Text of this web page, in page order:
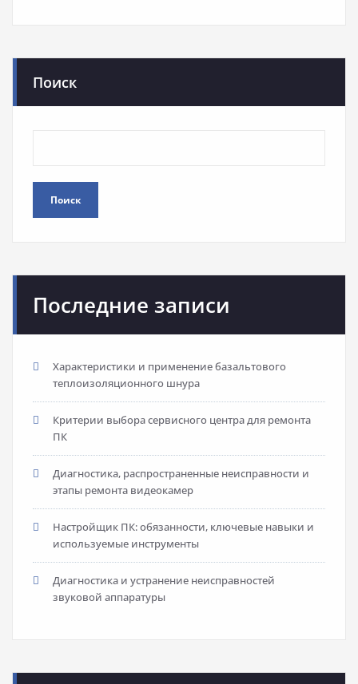
Поиск
Поиск
Последние записи
Характеристики и применение базальтового
теплоизоляционного шнура
Критерии выбора сервисного центра для ремонта
ПК
Диагностика, распространенные неисправности и
этапы ремонта видеокамер
Настройщик ПК: обязанности, ключевые навыки и
используемые инструменты
Диагностика и устранение неисправностей
звуковой аппаратуры